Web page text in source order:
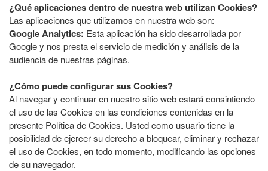
¿Qué aplicaciones dentro de nuestra web utilizan Cookies?
Las aplicaciones que utilizamos en nuestra web son:
Google Analytics: Esta aplicación ha sido desarrollada por
Google y nos presta el servicio de medición y análisis de la
audiencia de nuestras páginas.
¿Cómo puede configurar sus Cookies?
Al navegar y continuar en nuestro sitio web estará consintiendo
el uso de las Cookies en las condiciones contenidas en la
presente Política de Cookies. Usted como usuario tiene la
posibilidad de ejercer su derecho a bloquear, eliminar y rechazar
el uso de Cookies, en todo momento, modificando las opciones
de su navegador.